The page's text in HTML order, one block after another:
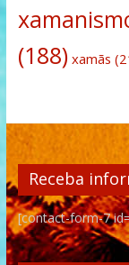
(188) xamãs
Receba
[contact-form-7